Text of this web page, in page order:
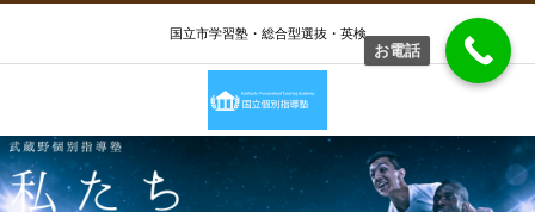
国立市学習塾・総合型選抜・英検
お電話